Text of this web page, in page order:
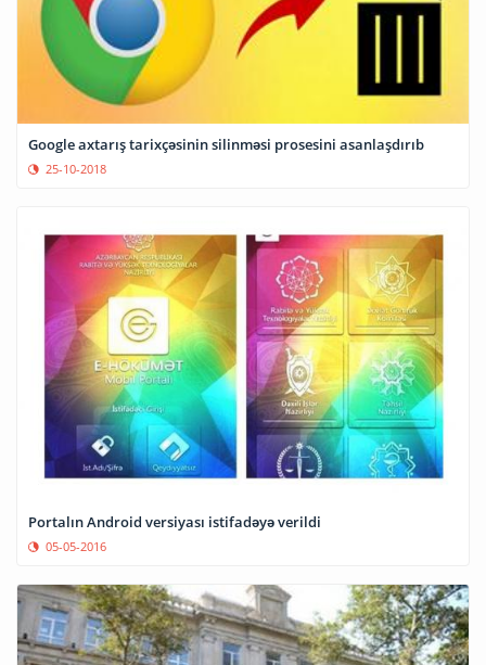
Google axtarış tarixçəsinin silinməsi prosesini asanlaşdırıb
25-10-2018
Portalın Android versiyası istifadəyə verildi
05-05-2016